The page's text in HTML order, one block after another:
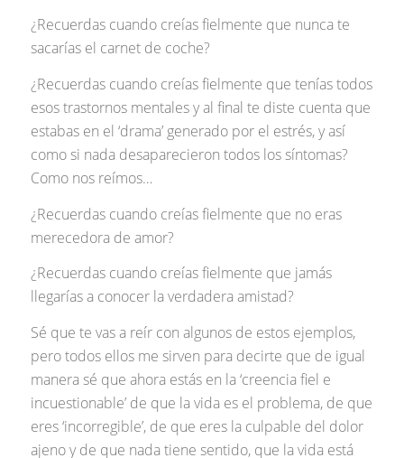
¿Recuerdas cuando creías fielmente que nunca te
sacarías el carnet de coche?
¿Recuerdas cuando creías fielmente que tenías todos
esos trastornos mentales y al final te diste cuenta que
estabas en el ‘drama’ generado por el estrés, y así
como si nada desaparecieron todos los síntomas?
Como nos reímos…
¿Recuerdas cuando creías fielmente que no eras
merecedora de amor?
¿Recuerdas cuando creías fielmente que jamás
llegarías a conocer la verdadera amistad?
Sé que te vas a reír con algunos de estos ejemplos,
pero todos ellos me sirven para decirte que de igual
manera sé que ahora estás en la ‘creencia fiel e
incuestionable’ de que la vida es el problema, de que
eres ‘incorregible’, de que eres la culpable del dolor
ajeno y de que nada tiene sentido, que la vida está